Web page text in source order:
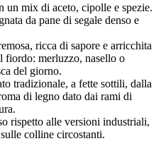
un mix di aceto, cipolle e spezie.
da pane di segale denso e
ricca di sapore e arricchita
fiordo: merluzzo, nasello o
del giorno.
tradizionale, a fette sottili, dalla
di legno dato dai rami di
rispetto alle versioni industriali,
colline circostanti.